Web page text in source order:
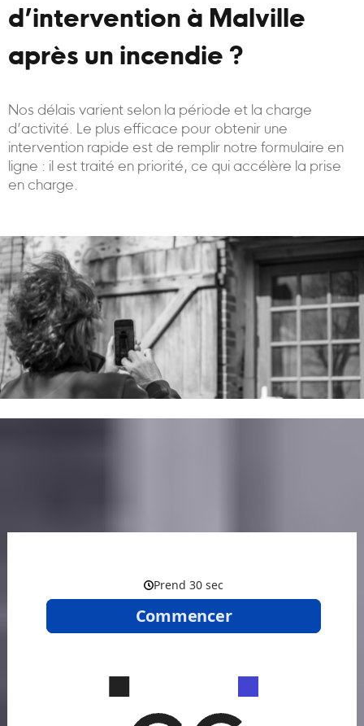
d’intervention à Malville
après un incendie ?
Nos délais varient selon la période et la charge
d’activité. Le plus efficace pour obtenir une
intervention rapide est de remplir notre formulaire en
ligne : il est traité en priorité, ce qui accélère la prise
en charge.